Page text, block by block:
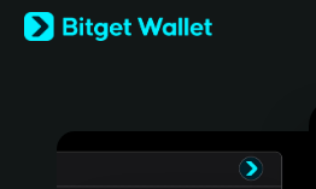
English
日本語
Türkçe